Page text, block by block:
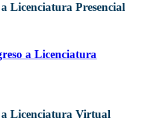
Licenciatura Presencial
a Licenciatura
Licenciatura Virtual